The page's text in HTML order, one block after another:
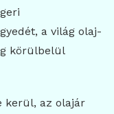
a világ olaj-
körülbelül
kerül, az olajár